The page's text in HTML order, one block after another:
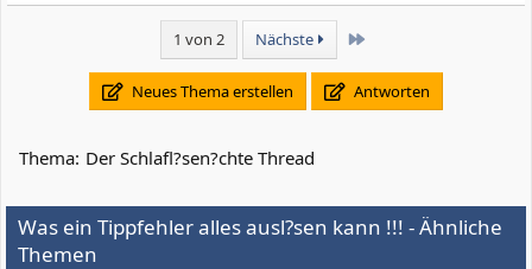
1 von 2 Nächste Letzte
Neues Thema erstellen Antworten
Thema: Der Schlafl?sen?chte Thread
Was ein Tippfehler alles ausl?sen kann !!! - Ähnliche
Themen